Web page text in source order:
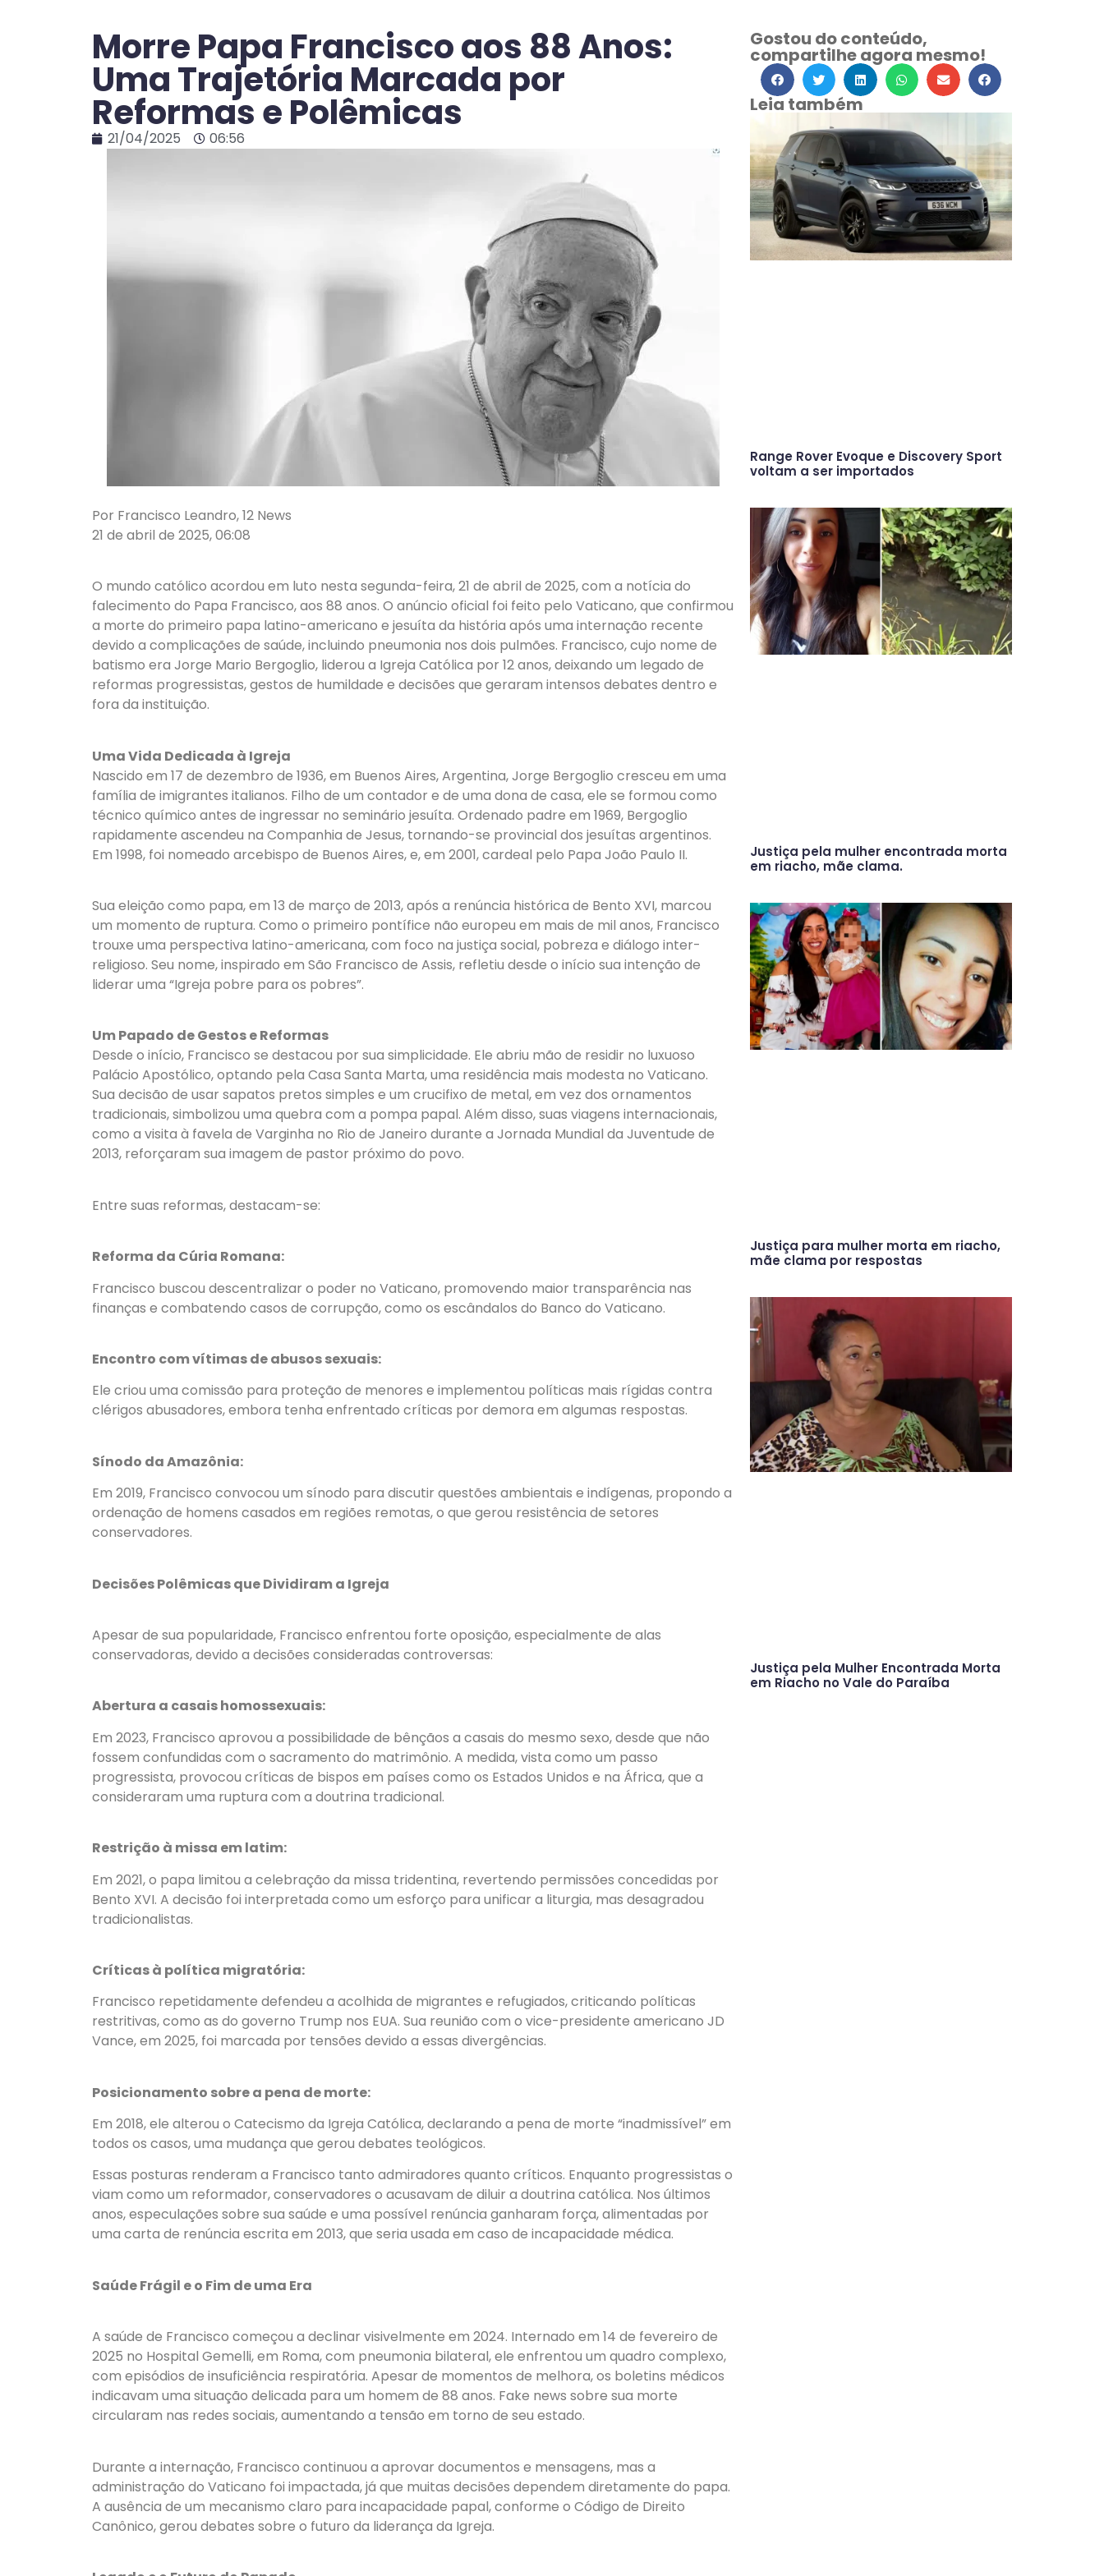
Morre Papa Francisco aos 88 Anos:
Uma Trajetória Marcada por
Reformas e Polêmicas
21/04/2025 06:56
Por Francisco Leandro, 12 News
21 de abril de 2025, 06:08
O mundo católico acordou em luto nesta segunda-feira, 21 de abril de 2025, com a notícia do
falecimento do Papa Francisco, aos 88 anos. O anúncio oficial foi feito pelo Vaticano, que confirmou
a morte do primeiro papa latino-americano e jesuíta da história após uma internação recente
devido a complicações de saúde, incluindo pneumonia nos dois pulmões. Francisco, cujo nome de
batismo era Jorge Mario Bergoglio, liderou a Igreja Católica por 12 anos, deixando um legado de
reformas progressistas, gestos de humildade e decisões que geraram intensos debates dentro e
fora da instituição.
Uma Vida Dedicada à Igreja
Nascido em 17 de dezembro de 1936, em Buenos Aires, Argentina, Jorge Bergoglio cresceu em uma
família de imigrantes italianos. Filho de um contador e de uma dona de casa, ele se formou como
técnico químico antes de ingressar no seminário jesuíta. Ordenado padre em 1969, Bergoglio
rapidamente ascendeu na Companhia de Jesus, tornando-se provincial dos jesuítas argentinos.
Em 1998, foi nomeado arcebispo de Buenos Aires, e, em 2001, cardeal pelo Papa João Paulo II.
Sua eleição como papa, em 13 de março de 2013, após a renúncia histórica de Bento XVI, marcou
um momento de ruptura. Como o primeiro pontífice não europeu em mais de mil anos, Francisco
trouxe uma perspectiva latino-americana, com foco na justiça social, pobreza e diálogo inter-
religioso. Seu nome, inspirado em São Francisco de Assis, refletiu desde o início sua intenção de
liderar uma “Igreja pobre para os pobres”.
Um Papado de Gestos e Reformas
Desde o início, Francisco se destacou por sua simplicidade. Ele abriu mão de residir no luxuoso
Palácio Apostólico, optando pela Casa Santa Marta, uma residência mais modesta no Vaticano.
Sua decisão de usar sapatos pretos simples e um crucifixo de metal, em vez dos ornamentos
tradicionais, simbolizou uma quebra com a pompa papal. Além disso, suas viagens internacionais,
como a visita à favela de Varginha no Rio de Janeiro durante a Jornada Mundial da Juventude de
2013, reforçaram sua imagem de pastor próximo do povo.
Entre suas reformas, destacam-se:
Reforma da Cúria Romana:
Francisco buscou descentralizar o poder no Vaticano, promovendo maior transparência nas
finanças e combatendo casos de corrupção, como os escândalos do Banco do Vaticano.
Encontro com vítimas de abusos sexuais:
Ele criou uma comissão para proteção de menores e implementou políticas mais rígidas contra
clérigos abusadores, embora tenha enfrentado críticas por demora em algumas respostas.
Sínodo da Amazônia:
Em 2019, Francisco convocou um sínodo para discutir questões ambientais e indígenas, propondo a
ordenação de homens casados em regiões remotas, o que gerou resistência de setores
conservadores.
Decisões Polêmicas que Dividiram a Igreja
Apesar de sua popularidade, Francisco enfrentou forte oposição, especialmente de alas
conservadoras, devido a decisões consideradas controversas:
Abertura a casais homossexuais:
Em 2023, Francisco aprovou a possibilidade de bênçãos a casais do mesmo sexo, desde que não
fossem confundidas com o sacramento do matrimônio. A medida, vista como um passo
progressista, provocou críticas de bispos em países como os Estados Unidos e na África, que a
consideraram uma ruptura com a doutrina tradicional.
Restrição à missa em latim:
Em 2021, o papa limitou a celebração da missa tridentina, revertendo permissões concedidas por
Bento XVI. A decisão foi interpretada como um esforço para unificar a liturgia, mas desagradou
tradicionalistas.
Críticas à política migratória:
Francisco repetidamente defendeu a acolhida de migrantes e refugiados, criticando políticas
restritivas, como as do governo Trump nos EUA. Sua reunião com o vice-presidente americano JD
Vance, em 2025, foi marcada por tensões devido a essas divergências.
Posicionamento sobre a pena de morte:
Em 2018, ele alterou o Catecismo da Igreja Católica, declarando a pena de morte “inadmissível” em
todos os casos, uma mudança que gerou debates teológicos.
Essas posturas renderam a Francisco tanto admiradores quanto críticos. Enquanto progressistas o
viam como um reformador, conservadores o acusavam de diluir a doutrina católica. Nos últimos
anos, especulações sobre sua saúde e uma possível renúncia ganharam força, alimentadas por
uma carta de renúncia escrita em 2013, que seria usada em caso de incapacidade médica.
Saúde Frágil e o Fim de uma Era
A saúde de Francisco começou a declinar visivelmente em 2024. Internado em 14 de fevereiro de
2025 no Hospital Gemelli, em Roma, com pneumonia bilateral, ele enfrentou um quadro complexo,
com episódios de insuficiência respiratória. Apesar de momentos de melhora, os boletins médicos
indicavam uma situação delicada para um homem de 88 anos. Fake news sobre sua morte
circularam nas redes sociais, aumentando a tensão em torno de seu estado.
Durante a internação, Francisco continuou a aprovar documentos e mensagens, mas a
administração do Vaticano foi impactada, já que muitas decisões dependem diretamente do papa.
A ausência de um mecanismo claro para incapacidade papal, conforme o Código de Direito
Canônico, gerou debates sobre o futuro da liderança da Igreja.
Gostou do conteúdo,
compartilhe agora mesmo!
Leia também
Range Rover Evoque e Discovery Sport
voltam a ser importados
Justiça pela mulher encontrada morta
em riacho, mãe clama.
Justiça para mulher morta em riacho,
mãe clama por respostas
Justiça pela Mulher Encontrada Morta
em Riacho no Vale do Paraíba